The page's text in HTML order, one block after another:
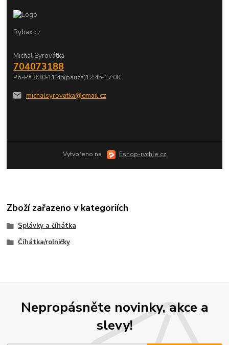
Rybax.cz
Michal Syrovátka
704073188
Po-Pá 8:30-11:45(pauza)12:45-17:00
michalsyrovatka@email.cz
Vytvořeno na Eshop-rychle.cz
Zboží zařazeno v kategoriích
Splávky a číhátka
Číhátka/rolničky
Nepropásněte novinky, akce a
slevy!